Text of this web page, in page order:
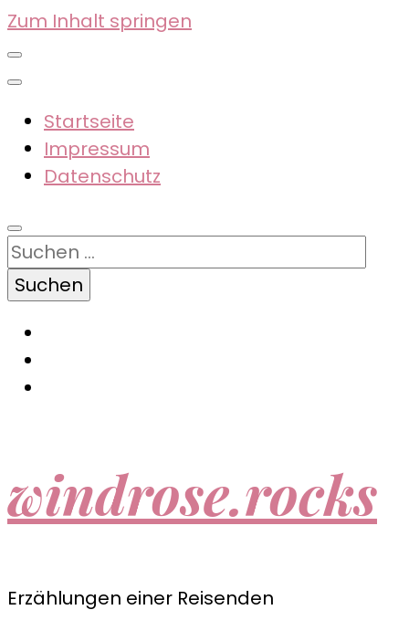
Zum Inhalt springen
Startseite
Impressum
Datenschutz
Suchen
nach:
windrose.rocks
Erzählungen einer Reisenden